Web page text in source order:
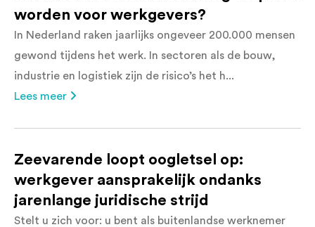
worden voor werkgevers?
In Nederland raken jaarlijks ongeveer 200.000 mensen
gewond tijdens het werk. In sectoren als de bouw,
industrie en logistiek zijn de risico’s het h...
Lees meer
Zeevarende loopt oogletsel op:
werkgever aansprakelijk ondanks
jarenlange juridische strijd
Stelt u zich voor: u bent als buitenlandse werknemer